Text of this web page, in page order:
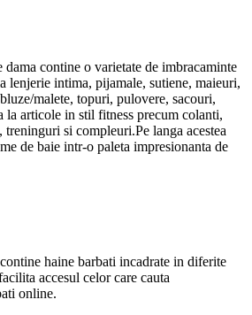
dama contine o varietate de imbracaminte
lenjerie intima, pijamale, sutiene, maieuri,
malete, topuri, pulovere, sacouri,
la articole in stil fitness precum colanti,
treninguri si compleuri.Pe langa acestea
de baie intr-o paleta impresionanta de
haine barbati incadrate in diferite
accesul celor care cauta
online.